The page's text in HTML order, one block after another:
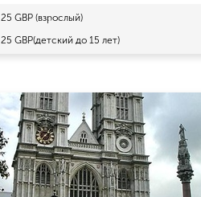
25 GBP (взрослый)
25 GBP(детский до 15 лет)